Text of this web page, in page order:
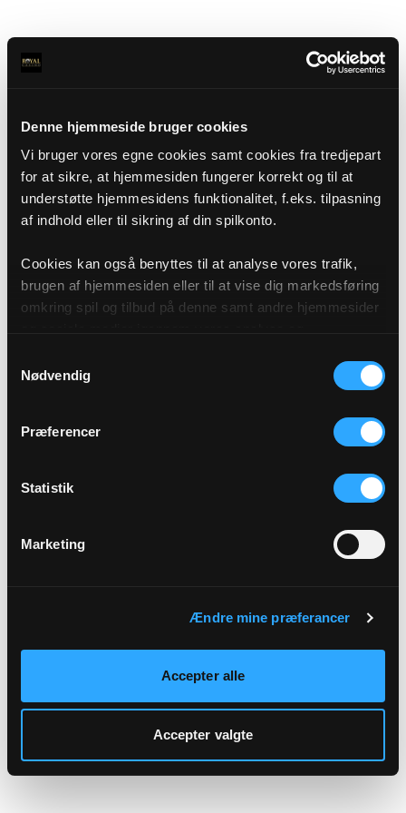
Denne hjemmeside bruger cookies
Vi bruger vores egne cookies samt cookies fra tredjepart
for at sikre, at hjemmesiden fungerer korrekt og til at
understøtte hjemmesidens funktionalitet, f.eks. tilpasning
af indhold eller til sikring af din spilkonto.
Cookies kan også benyttes til at analyse vores trafik,
brugen af hjemmesiden eller til at vise dig markedsføring
omkring spil og tilbud på denne samt andre hjemmesider
af cookies under "Detaljer" eller ved at klikke videre til
vores Cookiepolitik, som du finder i bunden af vores
Nødvendig
Præferencer
Statistik
Marketing
Ændre mine præferancer
Accepter alle
Accepter valgte